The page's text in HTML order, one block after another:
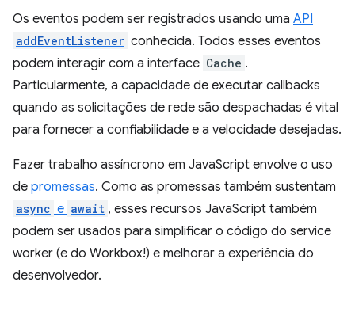
Os eventos podem ser registrados usando uma API
addEventListener conhecida. Todos esses eventos
podem interagir com a interface Cache .
Particularmente, a capacidade de executar callbacks
quando as solicitações de rede são despachadas é vital
para fornecer a confiabilidade e a velocidade desejadas.
Fazer trabalho assíncrono em JavaScript envolve o uso
de promessas. Como as promessas também sustentam
async e await , esses recursos JavaScript também
podem ser usados para simplificar o código do service
worker (e do Workbox!) e melhorar a experiência do
desenvolvedor.